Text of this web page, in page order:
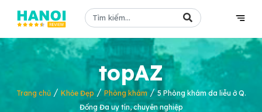
topAZ
Trang chủ/ Khỏe Đẹp/Phòng khám/5 Phòng khám da liễu ở Q.
Đống Đa uy tín, chuyên nghiệp